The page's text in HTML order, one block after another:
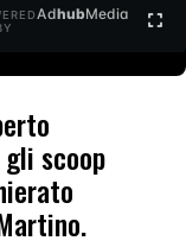
AdhubMedia
gli scoop